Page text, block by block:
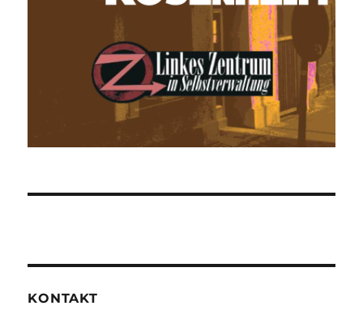
KONTAKT